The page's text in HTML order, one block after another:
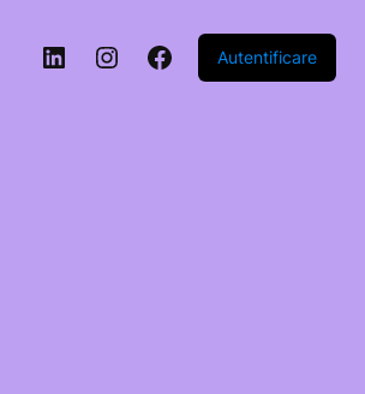
LinkedInInstagram
Facebook
Autentificare